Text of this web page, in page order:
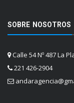
SOBRE NOSOTROS
Calle 54 Nº 487 La
221 426-2904